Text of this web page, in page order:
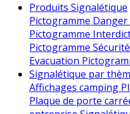
Produits Signalétique
Pictogramme Danger
Pictogramme
Pictogramme
Evacuation
Signalétique par
Affichages camping
Plaque de porte